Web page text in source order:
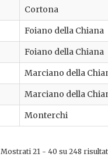
Cortona
Foiano della Chiana
Foiano della Chiana
Marciano della
Marciano della
Monterchi
Mostrati 21 - 40 su 248